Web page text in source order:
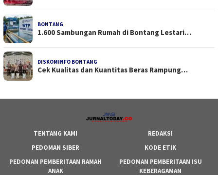
BONTANG
1.600 Sambungan Rumah di Bontang Lestari…
DISKOMINFO BONTANG
Cek Kualitas dan Kuantitas Beras Rampung…
TENTANG KAMI
REDAKSI
PEDOMAN SIBER
KODE ETIK
PEDOMAN PEMBERITAAN RAMAH
ANAK
PEDOMAN PEMBERITAAN ISU
KEBERAGAMAN